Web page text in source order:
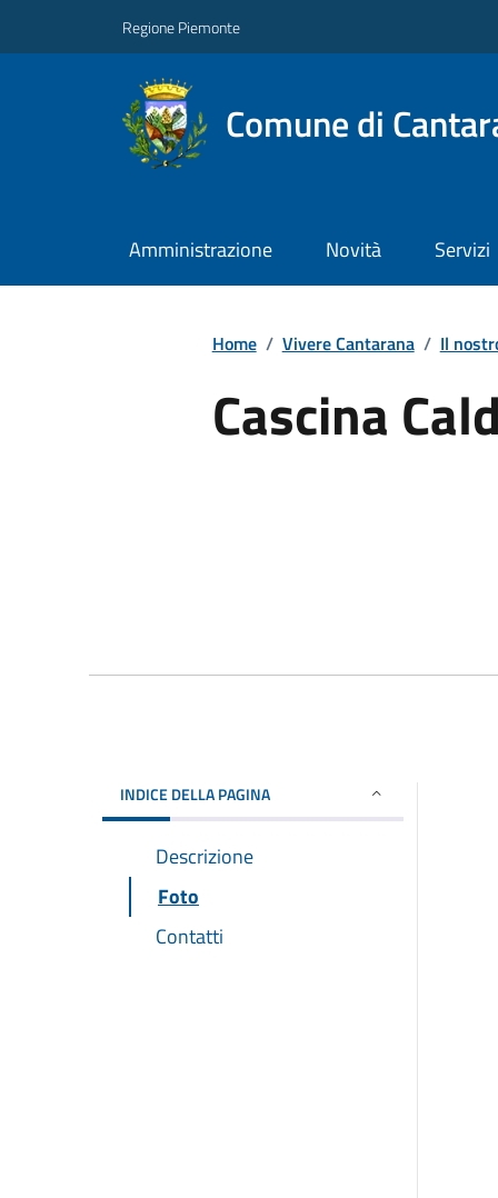
Regione Piemonte
Comune di
Amministrazione Novità Servizi
Home / Vivere Cantarana / Il
Cascina
INDICE DELLA PAGINA
Descrizione
Foto
Contatti